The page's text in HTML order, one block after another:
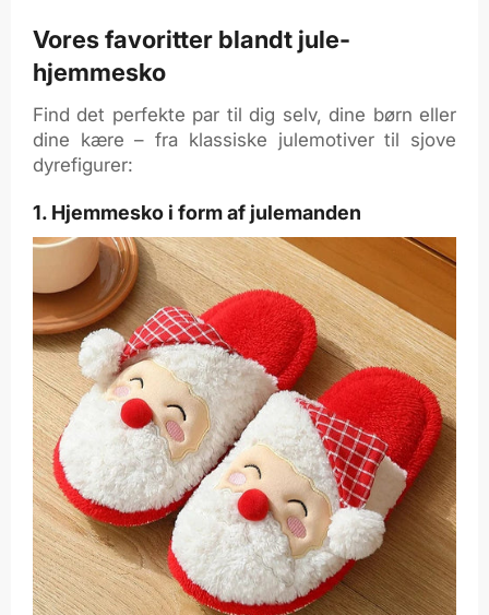
Vores favoritter blandt jule-
hjemmesko
Find det perfekte par til dig selv, dine børn eller
dine kære – fra klassiske julemotiver til sjove
dyrefigurer:
1. Hjemmesko i form af julemanden